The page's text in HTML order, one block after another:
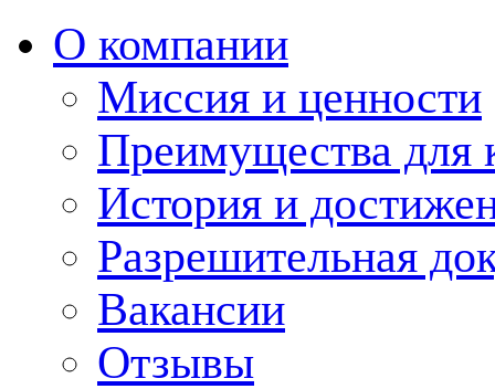
О компании
Миссия и ценности
Преимущества для
История и
Разрешительная
Вакансии
Отзывы